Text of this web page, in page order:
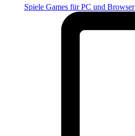
Spiele Games für PC und Browser